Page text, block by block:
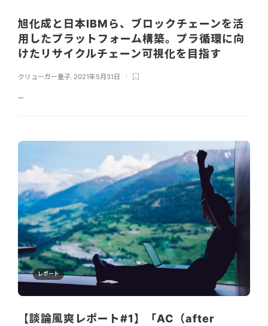
旭化成と日本IBMら、ブロックチェーンを活
用したプラットフォーム構築。プラ循環に向
けたリサイクルチェーン可視化を目指す
クリューガー量子, 2021年5月31日
...
レポート
【談論風爽レポート#1】「AC（after